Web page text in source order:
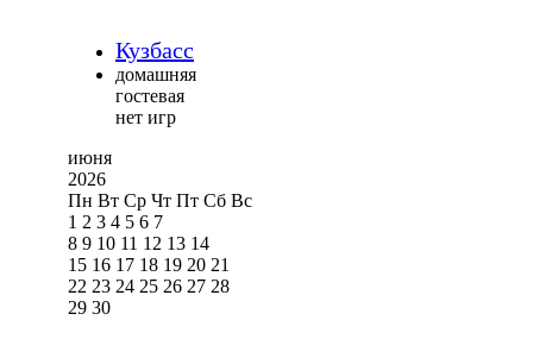
Кузбасс
домашняя
гостевая
нет игр
июня
2026
Пн Вт Ср Чт Пт Сб Вс
1 2 3 4 5 6 7
8 9 10 11 12 13 14
15 16 17 18 19 20 21
22 23 24 25 26 27 28
29 30